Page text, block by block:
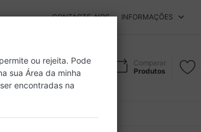
CONTACTE-NOS INFORMAÇÕES
Comparar
Produtos
ou rejeita. Pode
sua Área da minha
encontradas na